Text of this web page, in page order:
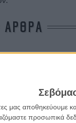
μας
προσωπικά
ΑΡΘΡΑ
κορυφή